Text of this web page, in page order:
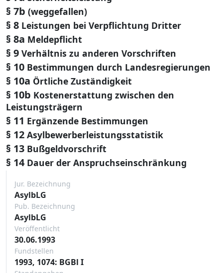
§ 7b (weggefallen)
§ 8 Leistungen bei Verpflichtung Dritter
§ 8a Meldepflicht
§ 9 Verhältnis zu anderen Vorschriften
§ 10 Bestimmungen durch Landesregierungen
§ 10a Örtliche Zuständigkeit
§ 10b Kostenerstattung zwischen den
Leistungsträgern
§ 11 Ergänzende Bestimmungen
§ 12 Asylbewerberleistungsstatistik
§ 13 Bußgeldvorschrift
§ 14 Dauer der Anspruchseinschränkung
Jur. Bezeichnung
AsylbLG
Pub. Bezeichnung
AsylbLG
Veröffentlicht
30.06.1993
Fundstellen
1993, 1074: BGBl I